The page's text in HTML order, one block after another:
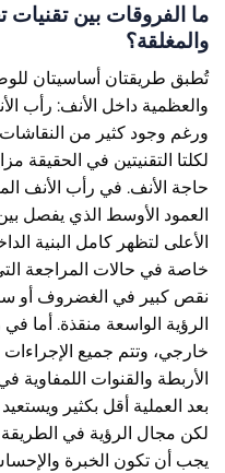
ما الفروقات بين تقنيات
والمغلقة؟
تُطبق طريقتان أساسيتان
والعظمية داخل الأنف: رأب
ورغم وجود كثير من
لكلتا التقنيتين في الحقيقة
حاجة الأنف. في رأب الأنف
العمود الأوسط الذي يفصل
الأعلى لتظهر كامل البنية
خاصة في حالات المراجعة
نقص كبير في الغضروف أو
الرؤية الواسعة منقذة. أما
خارجي، وتتم جميع
الأربطة والقنوات
بعد العملية أقل بكثير
لكن مجال الرؤية في الطريقة
يجب أن تكون الخبرة